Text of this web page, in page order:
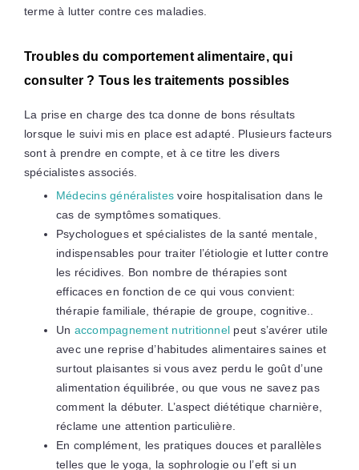
terme à lutter contre ces maladies.
Troubles du comportement alimentaire, qui
consulter ? Tous les traitements possibles
La prise en charge des tca donne de bons résultats
lorsque le suivi mis en place est adapté. Plusieurs facteurs
sont à prendre en compte, et à ce titre les divers
spécialistes associés.
Médecins généralistes voire hospitalisation dans le
cas de symptômes somatiques.
Psychologues et spécialistes de la santé mentale,
indispensables pour traiter l’étiologie et lutter contre
les récidives. Bon nombre de thérapies sont
efficaces en fonction de ce qui vous convient:
thérapie familiale, thérapie de groupe, cognitive..
Un accompagnement nutritionnel peut s’avérer utile
avec une reprise d’habitudes alimentaires saines et
surtout plaisantes si vous avez perdu le goût d’une
alimentation équilibrée, ou que vous ne savez pas
comment la débuter. L’aspect diététique charnière,
réclame une attention particulière.
En complément, les pratiques douces et parallèles
telles que le yoga, la sophrologie ou l’eft si un